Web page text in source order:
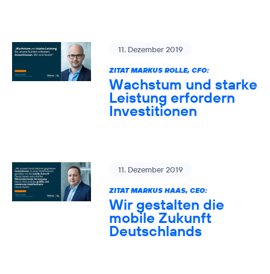
11. Dezember 2019
ZITAT MARKUS ROLLE, CFO:
Wachstum und starke
Leistung erfordern
Investitionen
11. Dezember 2019
ZITAT MARKUS HAAS, CEO:
Wir gestalten die
mobile Zukunft
Deutschlands